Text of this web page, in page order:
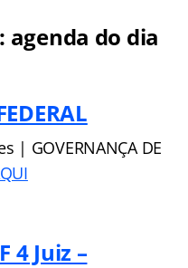
agenda do dia
| GOVERNANÇA DE
4 Juiz –